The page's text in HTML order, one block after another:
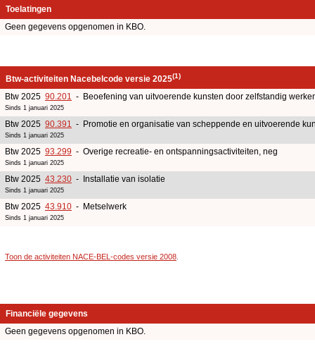
Toelatingen
Geen gegevens opgenomen in KBO.
Btw-activiteiten Nacebelcode versie 2025(1)
Btw 2025 90.201 - Beoefening van uitvoerende kunsten door zelfstandig
Sinds 1 januari 2025
Btw 2025 90.391 - Promotie en organisatie van scheppende en uitvoerende
Sinds 1 januari 2025
Btw 2025 93.299 - Overige recreatie- en ontspanningsactiviteiten, neg
Sinds 1 januari 2025
Btw 2025 43.230 - Installatie van isolatie
Sinds 1 januari 2025
Btw 2025 43.910 - Metselwerk
Sinds 1 januari 2025
Toon de activiteiten NACE-BEL-codes versie 2008
Financiële gegevens
Geen gegevens opgenomen in KBO.